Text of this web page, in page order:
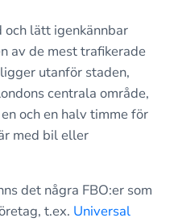
och lätt igenkännbar
av de mest trafikerade
utanför staden,
centrala område,
och en halv timme för
med bil eller
det några FBO:er som
t.ex. Universal